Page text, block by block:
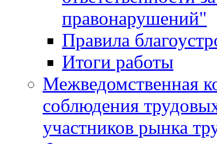
правонарушений"
Правила
Итоги работы
Межведомственная
соблюдения
участников рынка